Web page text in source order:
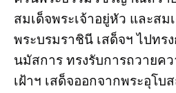
สมเด็จพระเจ้าอยู่หัว และสม
พระบรมราชินี เสด็จฯ ไปทร
นมัสการ ทรงรับการถวายค
เฝ้าฯ เสด็จออกจากพระอุโบ